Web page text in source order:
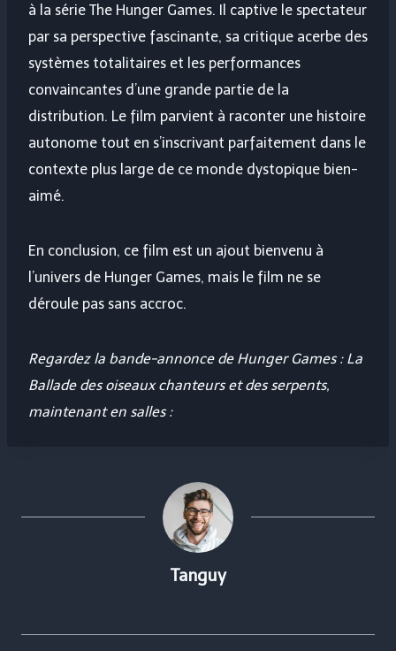
à la série The Hunger Games. Il captive le spectateur
par sa perspective fascinante, sa critique acerbe des
systèmes totalitaires et les performances
convaincantes d’une grande partie de la
distribution. Le film parvient à raconter une histoire
autonome tout en s’inscrivant parfaitement dans le
contexte plus large de ce monde dystopique bien-
aimé.
En conclusion, ce film est un ajout bienvenu à
l’univers de Hunger Games, mais le film ne se
déroule pas sans accroc.
Regardez la bande-annonce de Hunger Games : La
Ballade des oiseaux chanteurs et des serpents,
maintenant en salles :
Tanguy